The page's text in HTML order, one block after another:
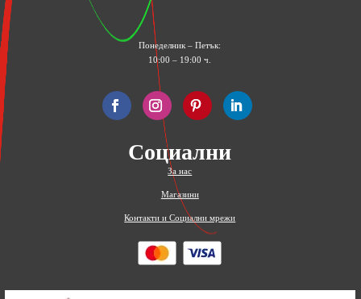
Понеделник – Петък:
10:00 – 19:00 ч.
Социални
За нас
Магазини
Контакти и Социални мрежи